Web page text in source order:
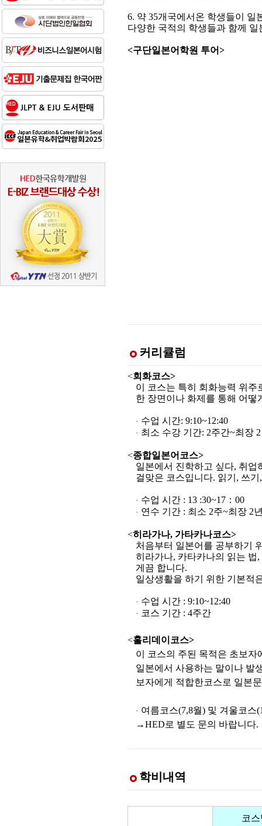
6. 약 35개국에서온 학생들이
다양한 국적의 학생들과 함께
<구단일본어학원 투어>
커리큘럼
<회화코스>
이 코스는 특히 회화능력 위
한 장면이나 화제를 통해 어
· 수업 시간: 9:10~12:40
· 최소 수강 기간: 2주간~최장
<종합일본어코스>
일본에서 진학하고 싶다, 취업
걸맞은 코스입니다. 읽기, 쓰
· 수업 시간 : 13 :30~17：00
· 연수 기간 : 최소 2주~최장 2
<히라가나, 가타카나코스>
처음부터 일본어를 공부하기
히라가나, 카타카나의 읽는 법
게끔 합니다.
일상생활을 하기 위한 기본적
· 수업 시간 : 9:10~12:40
· 코스 기간 : 4주간
<홀리데이코스>
이 코스의 주된 목적은 초보자
일본에서 사용하는 말이나 발
보자에게 적합한코스로 일본
· 여름코스(7,8월) 및 겨울코스
→HED로 별도 문의 바랍니다.
학비내역
코